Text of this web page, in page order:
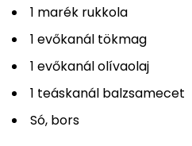
1 marék rukkola
1 evőkanál tökmag
1 evőkanál olívaolaj
1 teáskanál balzsamecet
Só, bors